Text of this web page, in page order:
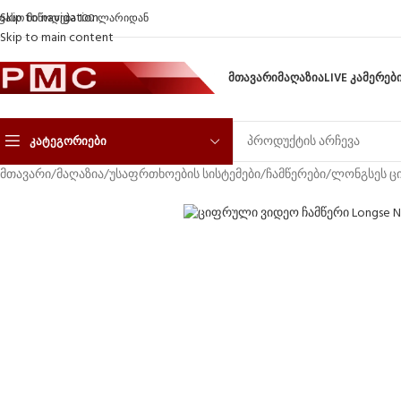
Skip to navigation
Skip to main content
მიწოდება 100 ლარიდან
ᲛᲗᲐᲕᲐᲠᲘᲛᲐᲦᲐᲖᲘᲐLIVE
ᲙᲐᲢᲔᲒᲝᲠᲘᲔᲑᲘ
მთავარი/მაღაზია/უსაფრთხოების სისტემები/ჩამწერები/ლონგსეს